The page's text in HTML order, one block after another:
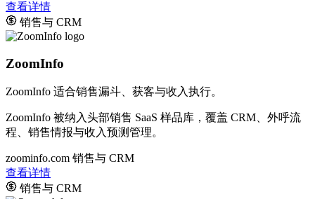
查看详情
销售与 CRM
ZoomInfo
ZoomInfo 适合销售漏斗、获客与收入执行。
ZoomInfo 被纳入头部销售 SaaS 样品库，覆盖 CRM、外呼流
程、销售情报与收入预测管理。
zoominfo.com 销售与 CRM
查看详情
销售与 CRM